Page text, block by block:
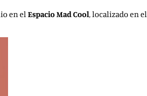
en elEspacio Mad Cool, localizado en